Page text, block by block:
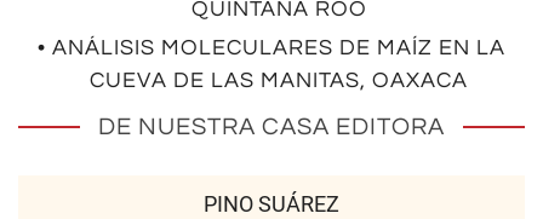
QUINTANA ROO
• ANÁLISIS MOLECULARES DE MAÍZ EN LA
CUEVA DE LAS MANITAS, OAXACA
DE NUESTRA CASA EDITORA
PINO SUÁREZ